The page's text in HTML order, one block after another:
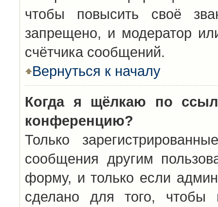
чтобы повысить своё
запрещено, и модератор
счётчика сообщений.
Вернуться к началу
Когда я щёлкаю по
конференцию?
Только
сообщения другим
форму, и только если
сделано для того, чтобы